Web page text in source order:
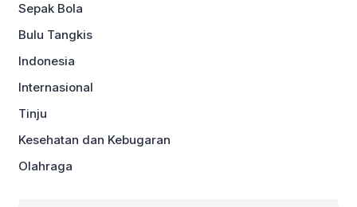
Sepak Bola
Bulu Tangkis
Indonesia
Internasional
Tinju
Kesehatan dan Kebugaran
Olahraga